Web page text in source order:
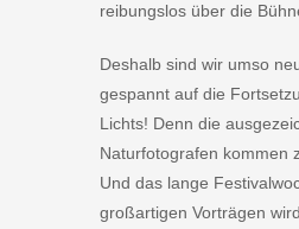
reibungslos über die
Deshalb sind wir umso
gespannt auf die
Lichts! Denn die
Naturfotografen kommen
Und das lange
großartigen Vorträgen